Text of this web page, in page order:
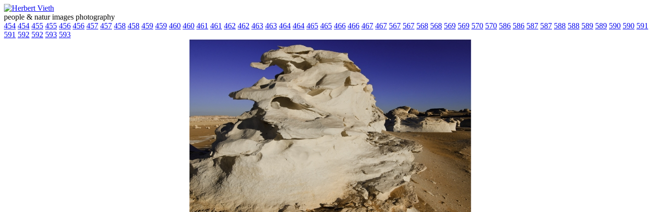
people & natur images photography
454 454 455 455 456 456 457 457 458 458 459 459 460 460 461 461 462 462 463 463 464 464 465 465 466 466 467 467 567 567 568 568 569 569 570 570 586 586 587 587 588 588 589 589 590 590 591
591 592 592 593 593